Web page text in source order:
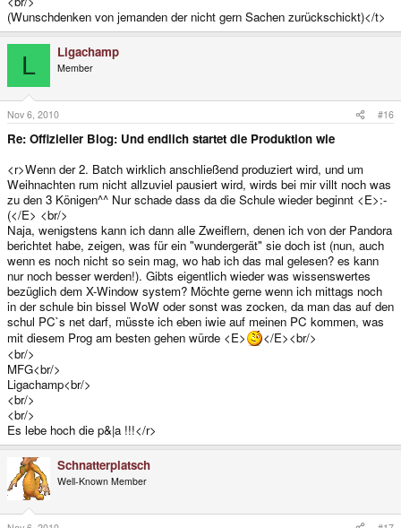
(Wunschdenken von jemanden der nicht gern Sachen zurückschickt)</t>
L Ligachamp
Member
Nov 6, 2010 #16
Re: Offizieller Blog: Und endlich startet die Produktion wie
<r>Wenn der 2. Batch wirklich anschließend produziert wird, und um
Weihnachten rum nicht allzuviel pausiert wird, wirds bei mir villt noch was
zu den 3 Königen^^ Nur schade dass da die Schule wieder beginnt <E>:-
(</E> <br/>
Naja, wenigstens kann ich dann alle Zweiflern, denen ich von der Pandora
berichtet habe, zeigen, was für ein "wundergerät" sie doch ist (nun, auch
wenn es noch nicht so sein mag, wo hab ich das mal gelesen? es kann
nur noch besser werden!). Gibts eigentlich wieder was wissenswertes
bezüglich dem X-Window system? Möchte gerne wenn ich mittags noch
in der schule bin bissel WoW oder sonst was zocken, da man das auf den
schul PC`s net darf, müsste ich eben iwie auf meinen PC kommen, was
mit diesem Prog am besten gehen würde <E>
</E><br/>
<br/>
MFG<br/>
Ligachamp<br/>
<br/>
<br/>
Es lebe hoch die p&|a !!!</r>
Schnatterplatsch
Well-Known Member